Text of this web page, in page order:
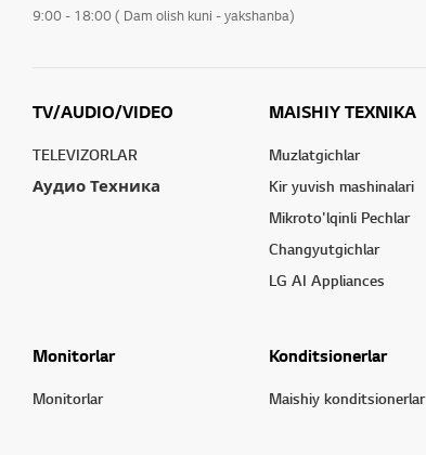
9:00 - 18:00 ( Dam olish kuni - yakshanba)
TV/AUDIO/VIDEO
TELEVIZORLAR
Аудио Техника
MAISHIY TEXNIKA
Muzlatgichlar
Kir yuvish mashinalari
Mikroto'lqinli Pechlar
Changyutgichlar
LG AI Appliances
Monitorlar
Monitorlar
Konditsionerlar
Maishiy konditsionerlar